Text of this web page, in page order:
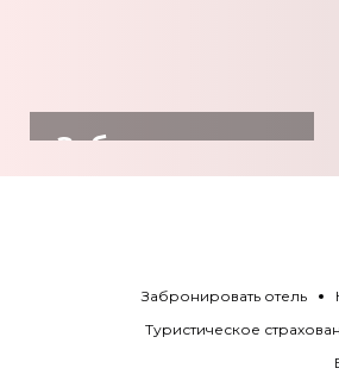
Забронировать
отель
Забронировать отель
Туристическое